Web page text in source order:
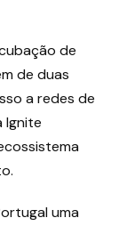
de
de duas
a redes de
Ignite
uma